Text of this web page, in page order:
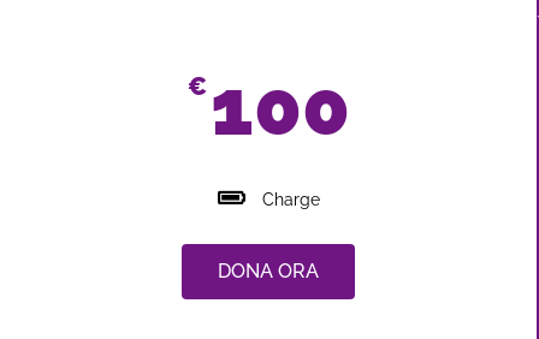
€ 100
Charge
DONA ORA